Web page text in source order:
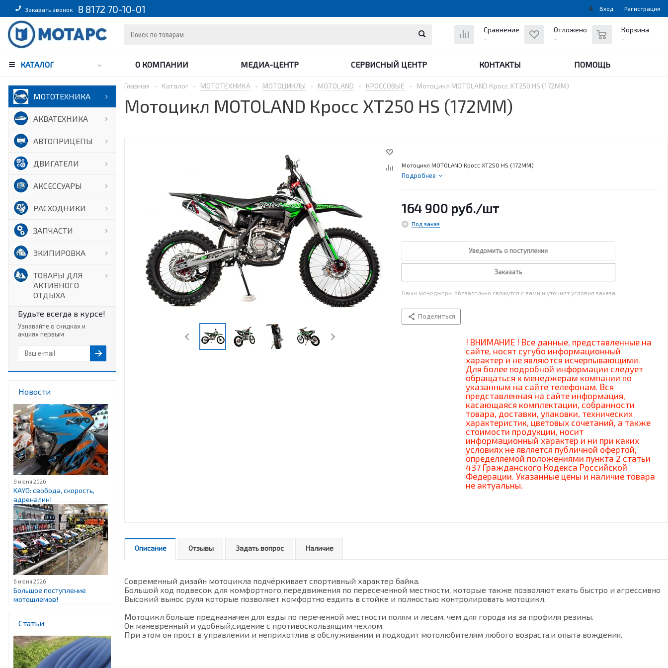
Заказать звонок 8 8172 70-10-01 Вход Регистрация
Сравнение
-
Отложено
-
Корзина
-
КАТАЛОГ О КОМПАНИИ МЕДИА-ЦЕНТР СЕРВИСНЫЙ ЦЕНТР КОНТАКТЫ ПОМОЩЬ
МОТОТЕХНИКА
АКВАТЕХНИКА
АВТОПРИЦЕПЫ
ДВИГАТЕЛИ
АКСЕССУАРЫ
РАСХОДНИКИ
ЗАПЧАСТИ
ЭКИПИРОВКА
ТОВАРЫ ДЛЯ
АКТИВНОГО
ОТДЫХА
Будьте всегда в курсе!
Узнавайте о скидках и
акциях первым
Новости
9 июня 2026
KAYO: свобода, скорость,
адреналин!
6 июня 2026
Большое поступление
мотошлемов!
Статьи
Главная - Каталог - МОТОТЕХНИКА - МОТОЦИКЛЫ - MOTOLAND - КРОССОВЫЕ - Мотоцикл MOTOLAND Кросс XT250 HS (172MM)
Мотоцикл MOTOLAND Кросс XT250 HS (172MM)
Мотоцикл MOTOLAND Кросс XT250 HS (172MM)
Подробнее
164 900 руб./шт
Под заказ
Уведомить о поступлении
Заказать
Наши менеджеры обязательно свяжутся с вами и уточнят условия заказа
Поделиться
! ВНИМАНИЕ ! Все данные, представленные на
сайте, носят сугубо информационный
характер и не являются исчерпывающими.
Для более подробной информации следует
обращаться к менеджерам компании по
указанным на сайте телефонам. Вся
представленная на сайте информация,
касающаяся комплектации, собранности
товара, доставки, упаковки, технических
характеристик, цветовых сочетаний, а также
стоимости продукции, носит
информационный характер и ни при каких
условиях не является публичной офертой,
определяемой положениями пункта 2 статьи
437 Гражданского Кодекса Российской
Федерации. Указанные цены и наличие товара
не актуальны.
Описание Отзывы Задать вопрос Наличие
Современный дизайн мотоцикла подчёркивает спортивный характер байка.
Большой ход подвесок для комфортного передвижения по пересеченной местности, которые также позволяют ехать быстро и агрессивно
Высокий вынос руля которые позволяет комфортно ездить в стойке и полностью контролировать мотоцикл.
Мотоцикл больше предназначен для езды по переченной местности полям и лесам, чем для города из за профиля резины.
Он маневренный и удобный,сидение с противоскользящим чехлом.
При этом он прост в управлении и неприхотлив в обслуживании и подходит мотолюбителям любого возраста,и опыта вождения.